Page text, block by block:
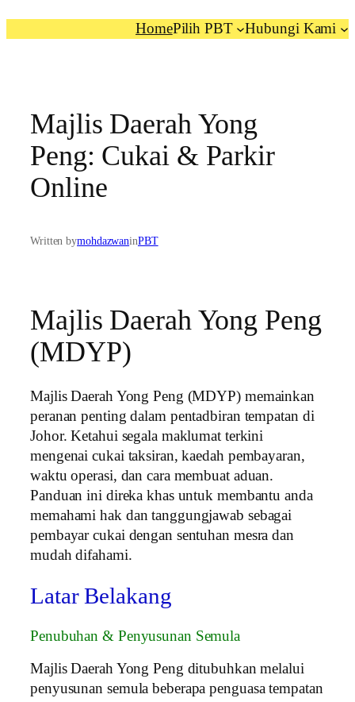
HomePilih PBT Hubungi Kami
Majlis Daerah Yong
Peng: Cukai & Parkir
Online
Written bymohdazwaninPBT
Majlis Daerah Yong Peng
(MDYP)
Majlis Daerah Yong Peng (MDYP) memainkan
peranan penting dalam pentadbiran tempatan di
Johor. Ketahui segala maklumat terkini
mengenai cukai taksiran, kaedah pembayaran,
waktu operasi, dan cara membuat aduan.
Panduan ini direka khas untuk membantu anda
memahami hak dan tanggungjawab sebagai
pembayar cukai dengan sentuhan mesra dan
mudah difahami.
Latar Belakang
Penubuhan & Penyusunan Semula
Majlis Daerah Yong Peng ditubuhkan melalui
penyusunan semula beberapa penguasa tempatan